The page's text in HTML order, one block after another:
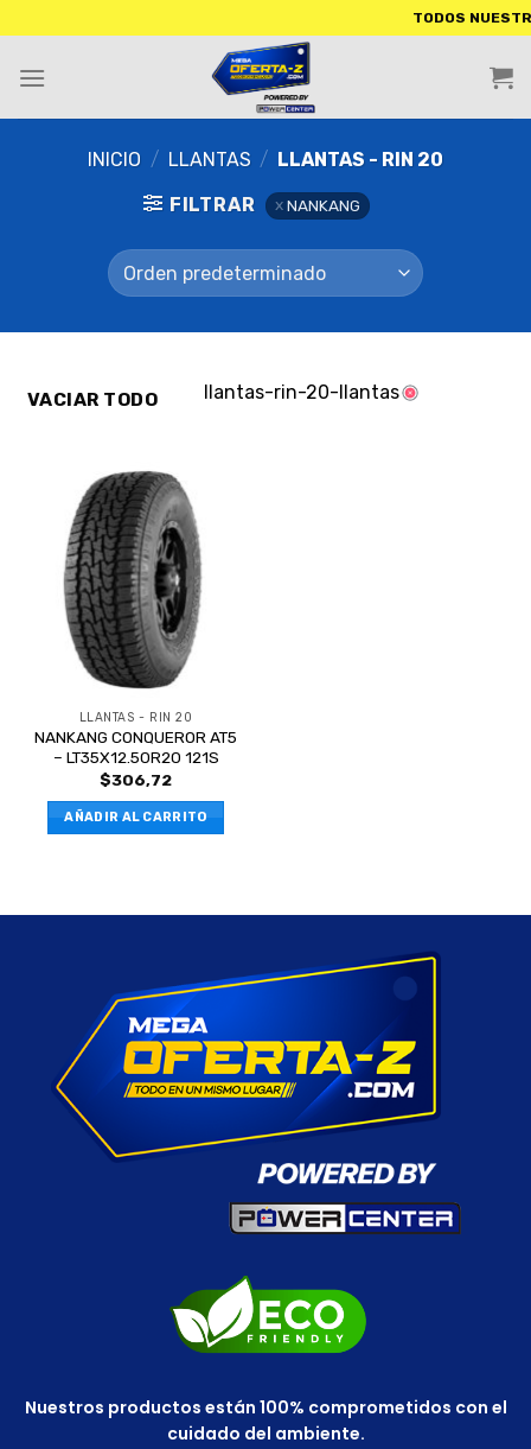
TODOS NUESTROS
INICIO / LLANTAS / LLANTAS - RIN 20
FILTRAR
NANKANG
VACIAR TODO llantas-rin-20-llantas
LLANTAS - RIN 20
NANKANG CONQUEROR AT5
– LT35X12.50R20 121S
$306,72
AÑADIR AL CARRITO
Nuestros productos están 100% comprometidos con el
cuidado del ambiente.